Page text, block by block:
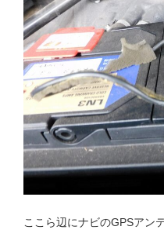
ここら辺にナビのGPSアン